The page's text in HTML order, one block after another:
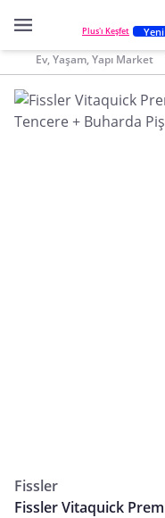
Plus'ı Keşfet Yeni
Ev, Yaşam, Yapı Market
Fissler
Fissler Vitaquick